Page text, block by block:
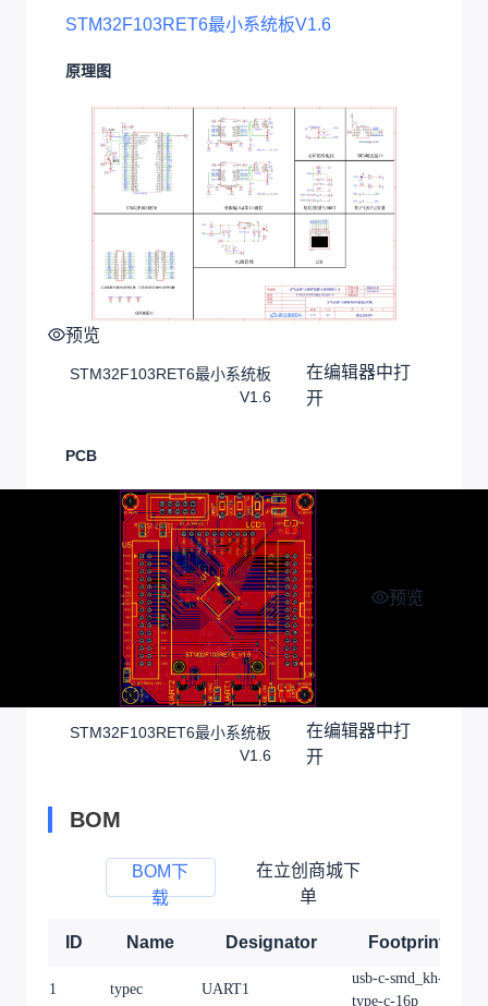
STM32F103RET6最小系统板V1.6
原理图
预览
STM32F103RET6最小系统板
V1.6
在编辑器中打
开
PCB
预览
STM32F103RET6最小系统板
V1.6
在编辑器中打
开
BOM
BOM下
载
在立创商城下
单
ID Name Designator Footprint
1 typec UART1
usb-c-smd_kh-
type-c-16p